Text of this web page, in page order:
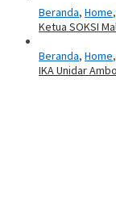
Beranda, Home,
Ketua SOKSI
Beranda, Home,
IKA Unidar